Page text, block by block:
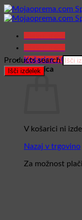
Košarica /0,00
Košarica
V košarici ni
Nazaj v trgovino
Za možnost
Products search
Išči izdelek